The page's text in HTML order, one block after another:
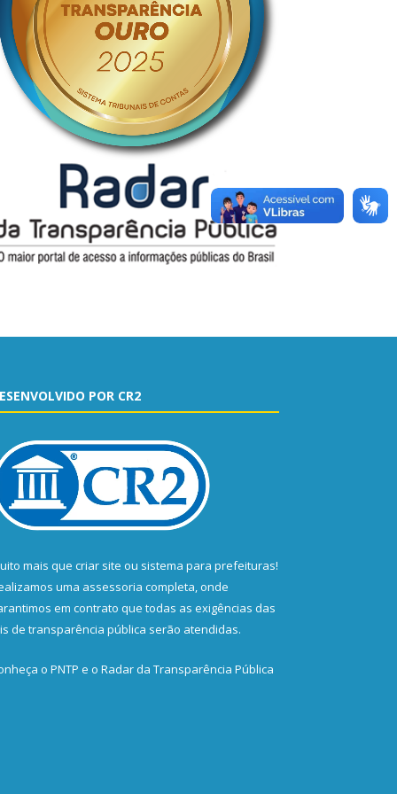
POR CR2
mais que criar site ou sistema para prefeituras!
uma assessoria completa, onde
em contrato que todas as exigências das
de transparência pública serão atendidas.
o PNTP e o Radar da Transparência Pública